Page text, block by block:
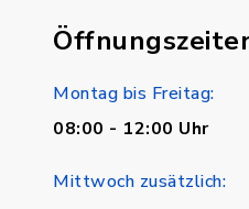
Montag bis Freitag:
08:00 - 12:00 Uhr
Mittwoch zusätzlich: